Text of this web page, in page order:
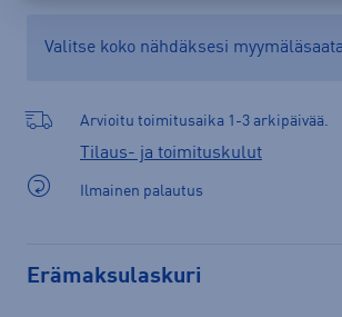
Valitse koko nähdäksesi
Arvioitu toimitusaika 1-3 arkipäivää.
Tilaus- ja toimituskulut
Ilmainen palautus
Erämaksulaskuri